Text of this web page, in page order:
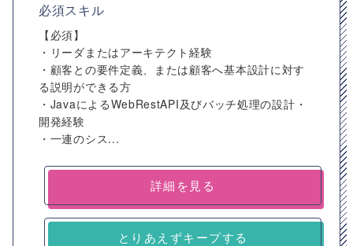
必須スキル
【必須】
・リーダまたはアーキテクト経験
・顧客との要件定義、または顧客へ基本設計に対す
る説明ができる方
・JavaによるWebRestAPI及びバッチ処理の設計・
開発経験
・一連のシス...
詳細を見る
とりあえずキープする